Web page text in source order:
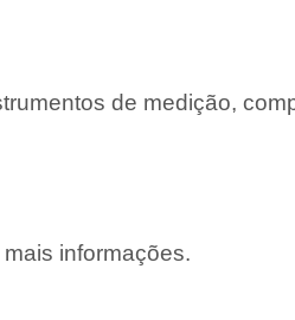
de medição,
informações.